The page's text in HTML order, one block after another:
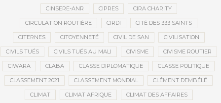
CINSERE-ANR CIPRES CIRA CHARITY
CIRCULATION ROUTIÈRE CIRDI CITÉ DES 333 SAINTS
CITERNES CITOYENNETÉ CIVIL DE SAN CIVILISATION
CIVILS TUÉS CIVILS TUÉS AU MALI CIVISME CIVISME ROUTIER
CIWARA CLABA CLASSE DIPLOMATIQUE CLASSE POLITIQUE
CLASSEMENT 2021 CLASSEMENT MONDIAL CLÉMENT DEMBÉLÉ
CLIMAT CLIMAT AFRIQUE CLIMAT DES AFFAIRES